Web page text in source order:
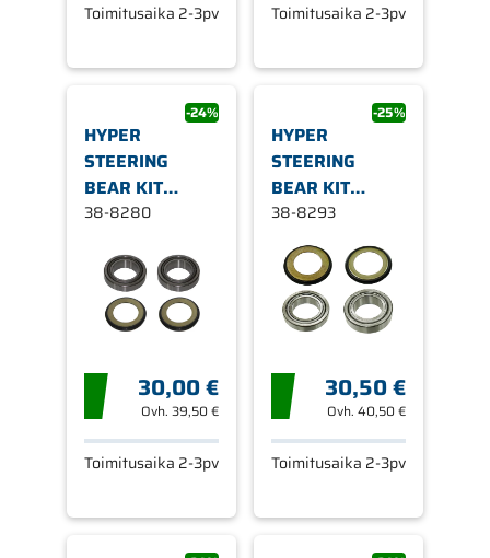
Toimitusaika 2-3pv Toimitusaika 2-3pv
-24%
HYPER
STEERING
BEAR KIT
30X50X13 2PCS
38-8280
30,00 €
Ovh. 39,50 €
Toimitusaika 2-3pv
-25%
HYPER
STEERING
BEAR KIT
30X50X15 2PCS
38-8293
30,50 €
Ovh.40,50 €
Toimitusaika 2-3pv